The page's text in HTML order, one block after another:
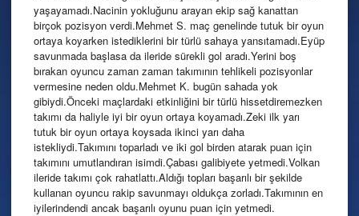
yaşayamadı.Nacinin yokluğunu arayan ekip sağ kanattan
birçok pozisyon verdi.Mehmet S. maç genelinde tutuk bir oyun
ortaya koyarken istediklerini bir türlü sahaya yansıtamadı.Eyüp
savunmada başlasa da ileride sürekli gol aradı.Yerini boş
bırakan oyuncu zaman zaman takımının tehlikeli pozisyonlar
vermesine neden oldu.Mehmet K. bugün sahada yok
gibiydi.Önceki maçlardaki etkinliğini bir türlü hissetdiremezken
takımı da haliyle iyi bir oyun ortaya koyamadı.Zeki ilk yarı
tutuk bir oyun ortaya koysada ikinci yarı daha
istekliydi.Takımını toparladı ve iki gol birden atarak puan için
takımını umutlandıran isimdi.Çabası galibiyete yetmedi.Volkan
ileride takımı çok rahatlattı.Aldığı topları başarılı bir şekilde
kullanan oyuncu rakip savunmayı oldukça zorladı.Takımının en
iyilerindendi ancak başarılı oyunu puan için yetmedi.